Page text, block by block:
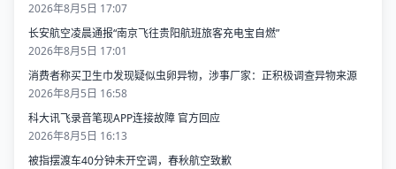
2026年8月5日 17:07
长安航空凌晨通报“南京飞往贵阳航班旅客充电宝自燃”
2026年8月5日 17:01
消费者称买卫生巾发现疑似虫卵异物，涉事厂家：正积极调查异物来源
2026年8月5日 16:58
科大讯飞录音笔现APP连接故障 官方回应
2026年8月5日 16:13
被指摆渡车40分钟未开空调，春秋航空致歉